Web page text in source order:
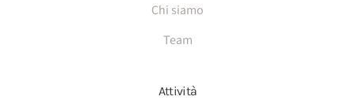
Chi siamo
Team
Attività